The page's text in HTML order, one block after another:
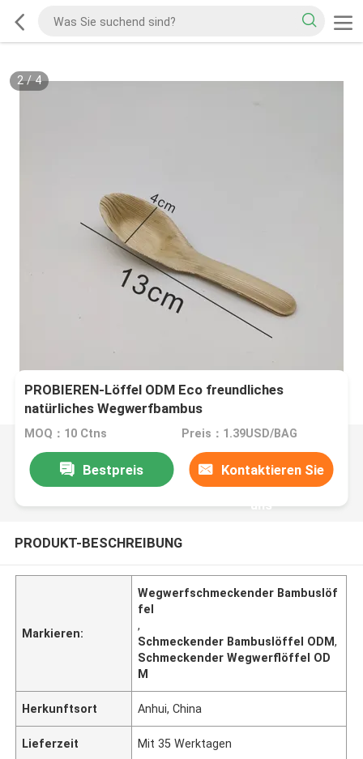
2/4
PROBIEREN-Löffel ODM Eco freundliches
natürliches Wegwerfbambus
MOQ：10 Ctns Preis：1.39USD/BAG
Bestpreis Kontaktieren Sie
uns
PRODUKT-BESCHREIBUNG
Markieren:
Wegwerfschmeckender Bambuslöf
fel
,
Schmeckender Bambuslöffel ODM,
Schmeckender Wegwerflöffel OD
M
Herkunftsort Anhui, China
Lieferzeit Mit 35 Werktagen